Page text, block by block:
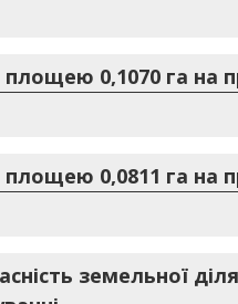
0,1070 га на
0,0811 га на
земельної